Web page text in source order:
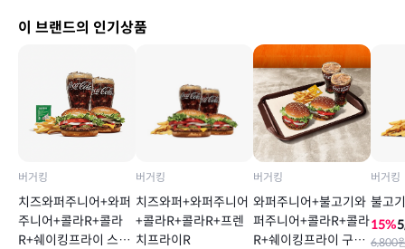
이 브랜드의 인기상품
버거킹
치즈와퍼주니어+와퍼
주니어+콜라R+콜라
R+쉐이킹프라이 스윗
버거킹
치즈와퍼+와퍼주니어
+콜라R+콜라R+프렌
치프라이R
버거킹
와퍼주니어+불고기와
퍼주니어+콜라R+콜라
R+쉐이킹프라이 구운
버거킹
불고
15%
6,800